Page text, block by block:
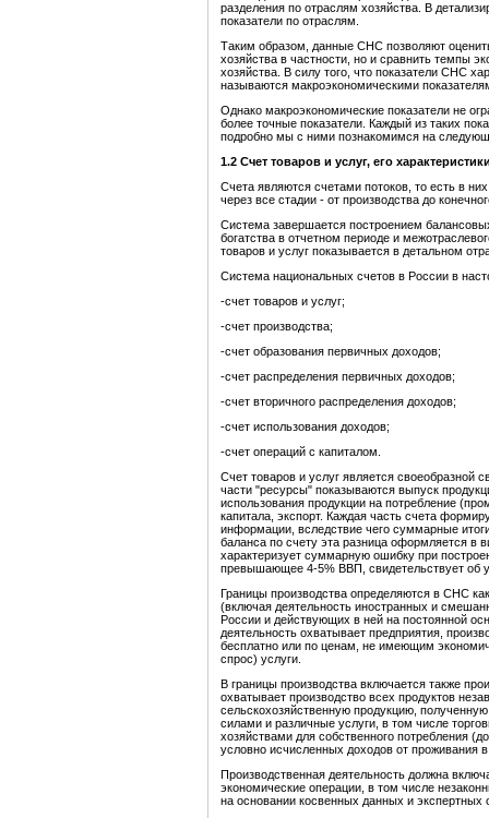
разделения по отраслям хозяйства. В
показатели по отраслям.
Таким образом, данные СНС позволяют
хозяйства в частности, но и сравнить темпы
хозяйства. В силу того, что показатели СНС
называются макроэкономическими
Однако макроэкономические показатели не
более точные показатели. Каждый из таких
подробно мы с ними познакомимся на
1.2 Счет товаров и услуг, его
Счета являются счетами потоков, то есть в
через все стадии - от производства до
Система завершается построением
богатства в отчетном периоде и
товаров и услуг показывается в детальном
Система национальных счетов в России в
-счет товаров и услуг;
-счет производства;
-счет образования первичных доходов;
-счет распределения первичных доходов;
-счет вторичного распределения доходов;
-счет использования доходов;
-счет операций с капиталом.
Счет товаров и услуг является своеобразной
части "ресурсы" показываются выпуск
использования продукции на потребление
капитала, экспорт. Каждая часть счета
информации, вследствие чего суммарные
баланса по счету эта разница оформляется в
характеризует суммарную ошибку при
превышающее 4-5% ВВП, свидетельствует об
Границы производства определяются в СНС
(включая деятельность иностранных и
России и действующих в ней на постоянной
деятельность охватывает предприятия,
бесплатно или по ценам, не имеющим
спрос) услуги.
В границы производства включается также
охватывает производство всех продуктов
сельскохозяйственную продукцию,
силами и различные услуги, в том числе
хозяйствами для собственного потребления
условно исчисленных доходов от проживания
Производственная деятельность должна
экономические операции, в том числе
на основании косвенных данных и экспертных